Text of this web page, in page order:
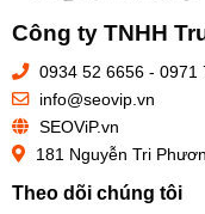
Công ty TNHH
0934 52 6656 - 0971
info@seovip.vn
SEOViP.vn
181 Nguyễn Tri
Theo dõi chúng tôi